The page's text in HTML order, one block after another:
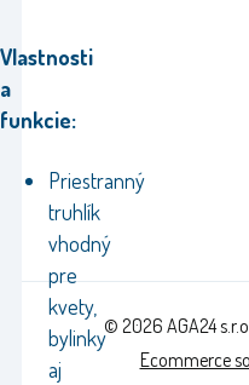
Vlastnosti
a
funkcie:
Priestranný
truhlík
vhodný
pre
kvety,
bylinky
aj
© 2026 AGA24
Ecommerce